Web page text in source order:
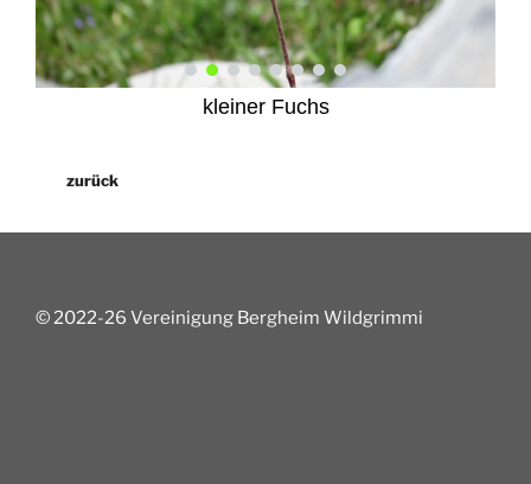
kleiner Fuchs
zurück
© 2022-26 Vereinigung Bergheim Wildgrimmi